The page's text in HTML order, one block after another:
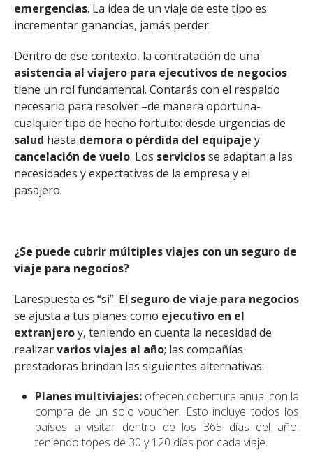
emergencias. La idea de un viaje de este tipo es
incrementar ganancias, jamás perder.
Dentro de ese contexto, la contratación de una
asistencia al viajero para ejecutivos de negocios
tiene un rol fundamental. Contarás con el respaldo
necesario para resolver –de manera oportuna-
cualquier tipo de hecho fortuito: desde urgencias de
salud hasta demora o pérdida del equipaje y
cancelación de vuelo. Los serviciosse adaptan a las
necesidades y expectativas de la empresa y el
pasajero.
¿Se puede cubrir múltiples viajes con un seguro de
viaje para negocios?
Larespuesta es “si”. El seguro de viaje para negocios
se ajusta a tus planes como ejecutivo en el
extranjeroy, teniendo en cuenta la necesidad de
realizarvarios viajes al año; las compañías
prestadoras brindan las siguientes alternativas:
Planes multiviajes: ofrecen cobertura anual con la
compra de un solo voucher. Esto incluye todos los
países a visitar dentro de los 365 días del año,
teniendo topes de 30 y 120 días por cada viaje.